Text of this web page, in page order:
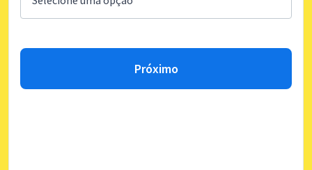
Próximo